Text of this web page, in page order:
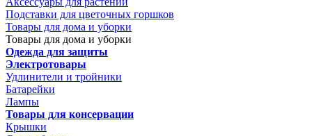
Подставки для цветочных горшков
Товары для дома и уборки
Товары для дома и уборки
Одежда для защиты
Электротовары
Удлинители и тройники
Батарейки
Лампы
Товары для консервации
Крышки